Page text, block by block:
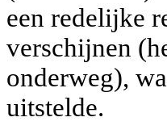
een redelijke
verschijnen
onderweg),
uitstelde.